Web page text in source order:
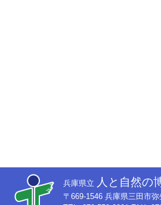
兵庫県立 人と自然の
〒669-1546 兵庫県三田市弥